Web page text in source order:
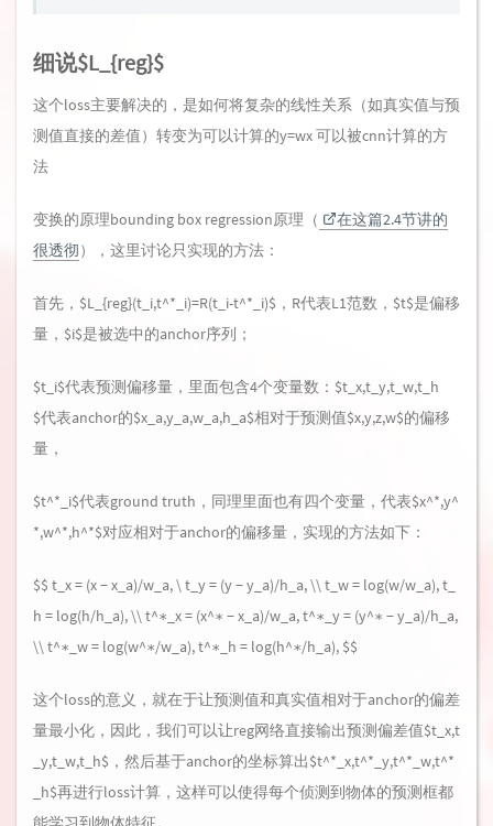
细说$L_{reg}$
这个loss主要解决的，是如何将复杂的线性关系（如真实值与预
测值直接的差值）转变为可以计算的y=wx 可以被cnn计算的方
法
变换的原理bounding box regression原理（
在这篇2.4节讲的
很透彻），这里讨论只实现的方法：
首先，$L_{reg}(t_i,t^*_i)=R(t_i-t^*_i)$，R代表L1范数，$t$是偏移
量，$i$是被选中的anchor序列；
$t_i$代表预测偏移量，里面包含4个变量数：$t_x,t_y,t_w,t_h
$代表anchor的$x_a,y_a,w_a,h_a$相对于预测值$x,y,z,w$的偏移
量，
$t^*_i$代表ground truth，同理里面也有四个变量，代表$x^*,y^
*,w^*,h^*$对应相对于anchor的偏移量，实现的方法如下：
$$ t_x = (x − x_a)/w_a, \ t_y = (y − y_a)/h_a, \\ t_w = log(w/w_a), t_
h = log(h/h_a), \\ t^∗_x = (x^∗ − x_a)/w_a, t^∗_y = (y^∗ − y_a)/h_a,
\\ t^∗_w = log(w^∗/w_a), t^∗_h = log(h^∗/h_a), $$
这个loss的意义，就在于让预测值和真实值相对于anchor的偏差
量最小化，因此，我们可以让reg网络直接输出预测偏差值$t_x,t
_y,t_w,t_h$，然后基于anchor的坐标算出$t^*_x,t^*_y,t^*_w,t^*
_h$再进行loss计算，这样可以使得每个侦测到物体的预测框都